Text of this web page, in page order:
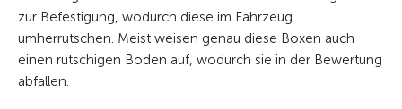
zur Befestigung, wodurch diese im Fahrzeug
umherrutschen. Meist weisen genau diese Boxen auch
einen rutschigen Boden auf, wodurch sie in der Bewertung
abfallen.